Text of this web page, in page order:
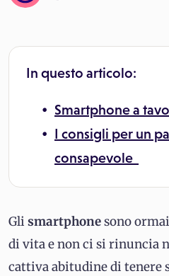
In questo articolo:
Smartphone a
I consigli per un
consapevole
Gli smartphonesono
di vita e non ci si rinuncia
cattiva abitudine di tenere